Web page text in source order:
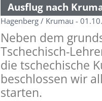
Ausflug nach
Hagenberg / Krumau -
Neben dem
Tschechisch-
die tschechische
beschlossen wir
starten.